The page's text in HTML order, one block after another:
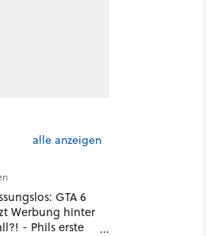
alle anzeigen
GTA 6
Werbung hinter
- Phils erste